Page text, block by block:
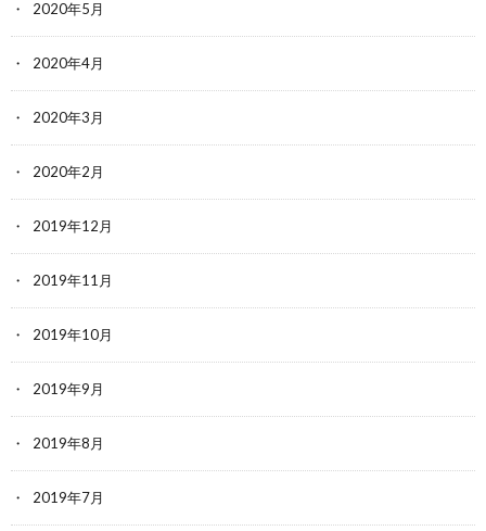
2020年5月
2020年4月
2020年3月
2020年2月
2019年12月
2019年11月
2019年10月
2019年9月
2019年8月
2019年7月